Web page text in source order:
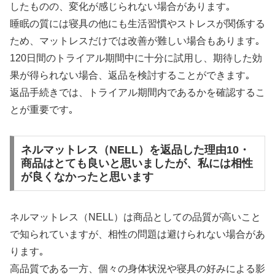
したものの、変化が感じられない場合があります｡
睡眠の質には寝具の他にも生活習慣やストレスが関係する
ため、マットレスだけでは改善が難しい場合もあります｡
120日間のトライアル期間中に十分に試用し、期待した効
果が得られない場合、返品を検討することができます｡
返品手続きでは、トライアル期間内であるかを確認するこ
とが重要です｡
ネルマットレス（NELL）を返品した理由10・
商品はとても良いと思いましたが、私には相性
が良くなかったと思います
ネルマットレス（NELL）は商品としての品質が高いこと
で知られていますが、相性の問題は避けられない場合があ
ります｡
高品質である一方、個々の身体状況や寝具の好みによる影